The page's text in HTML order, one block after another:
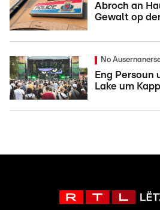
Abroch an
Gewalt op
No
Eng Persoun
Lake um